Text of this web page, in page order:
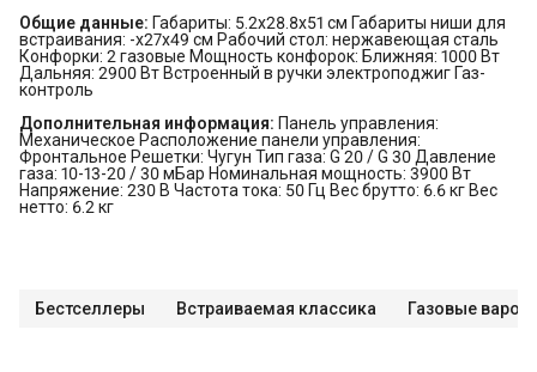
Общие данные: Габариты: 5.2x28.8x51 см Габариты ниши для
встраивания: -х27х49 см Рабочий стол: нержавеющая сталь
Конфорки: 2 газовые Мощность конфорок: Ближняя: 1000 Вт
Дальняя: 2900 Вт Встроенный в ручки электроподжиг Газ-
контроль
Дополнительная информация: Панель управления:
Механическое Расположение панели управления:
Фронтальное Решетки: Чугун Тип газа: G 20 / G 30 Давление
газа: 10-13-20 / 30 мБар Номинальная мощность: 3900 Вт
Напряжение: 230 В Частота тока: 50 Гц Вес брутто: 6.6 кг Вес
нетто: 6.2 кг
Бестселлеры Встраиваемая классика Газовые